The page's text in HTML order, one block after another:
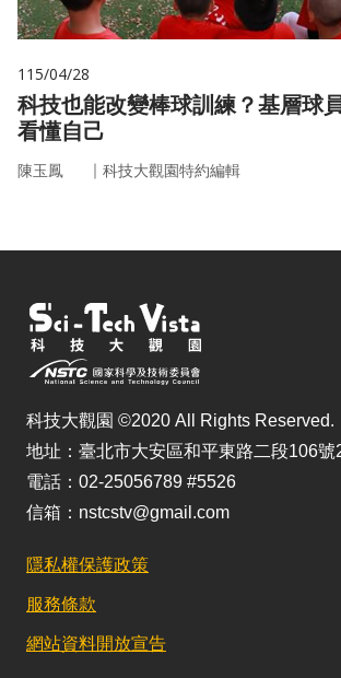
115/04/28
科技也能改變棒球訓練？基層球
看懂自己
陳玉鳳 ｜ 科技大觀園特約編輯
科技大觀園 ©2020 All Rights Reserved.
地址：臺北市大安區和平東路二段106號
電話：02-25056789 #5526
信箱：nstcstv@gmail.com
隱私權保護政策
服務條款
網站資料開放宣告